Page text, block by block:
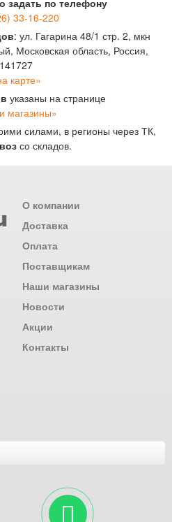
33-16-220
: ул. Гагарина 48/1 стр. 2, мкн
Московская область, Россия,
141727
карте»
указаны на странице
магазины»
силами, в регионы через ТК,
со складов.
О компании
Доставка
Оплата
Поставщикам
Наши магазины
Новости
Акции
Контакты